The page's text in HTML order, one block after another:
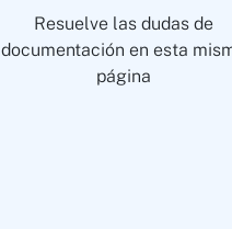
Resuelve las dudas de
documentación en esta
página